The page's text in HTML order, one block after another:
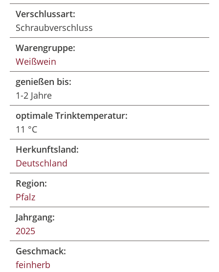
Verschlussart:
Schraubverschluss
Warengruppe:
Weißwein
genießen bis:
1-2 Jahre
optimale Trinktemperatur:
11 °C
Herkunftsland:
Deutschland
Region:
Pfalz
Jahrgang:
2025
Geschmack:
feinherb